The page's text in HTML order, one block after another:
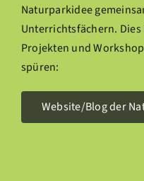
Naturparkidee
Unterrichtsfächern.
Projekten und
spüren:
Website/Blog der